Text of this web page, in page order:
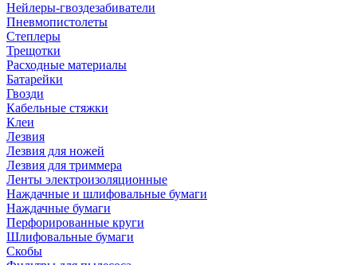
Нейлеры-гвоздезабиватели
Пневмопистолеты
Степлеры
Трещотки
Расходные материалы
Батарейки
Гвозди
Кабельные стяжки
Клеи
Лезвия
Лезвия для ножей
Лезвия для триммера
Ленты электроизоляционные
Наждачные и шлифовальные бумаги
Наждачные бумаги
Перфорированные круги
Шлифовальные бумаги
Скобы